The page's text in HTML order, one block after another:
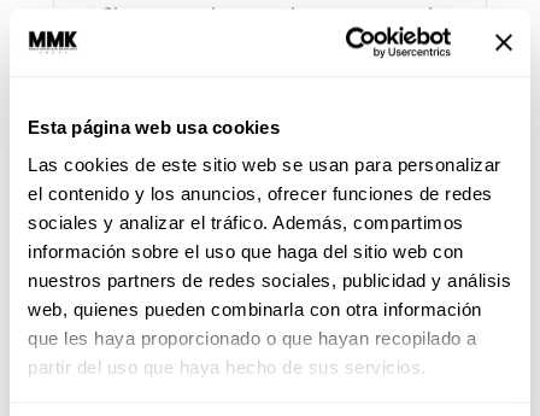
Esta página web usa cookies
Las cookies de este sitio web se usan para personalizar
el contenido y los anuncios, ofrecer funciones de redes
sociales y analizar el tráfico. Además, compartimos
información sobre el uso que haga del sitio web con
nuestros partners de redes sociales, publicidad y análisis
web, quienes pueden combinarla con otra información
que les haya proporcionado o que hayan recopilado a
partir del uso que haya hecho de sus servicios.
Cinco consejos que tienes que seguir
para empezar a correr y ¡con ganas!